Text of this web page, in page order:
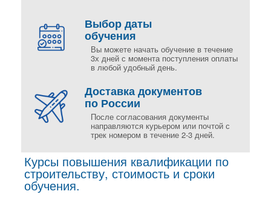
Выбор даты
обучения
Вы можете начать обучение в течение
3х дней с момента поступления оплаты
в любой удобный день.
Доставка документов
по России
После согласования документы
направляются курьером или почтой с
трек номером в течение 2-3 дней.
Курсы повышения квалификации по
строительству, стоимость и сроки
обучения.